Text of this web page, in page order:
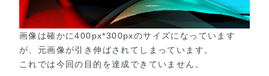
画像は確かに400px*300pxのサイズになっています
が、元画像が引き伸ばされてしまっています。
これでは今回の目的を達成できていません。